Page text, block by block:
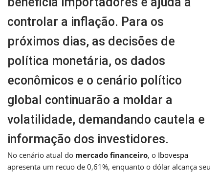
controlar a inflação. Para os
próximos dias, as decisões de
política monetária, os dados
econômicos e o cenário político
global continuarão a moldar a
volatilidade, demandando cautela e
informação dos investidores.
No cenário atual do mercado financeiro, o Ibovespa
apresenta um recuo de 0,61%, enquanto o dólar alcança seu